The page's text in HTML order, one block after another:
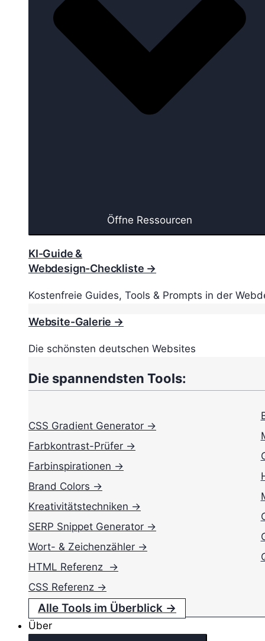
Öffne Ressourcen
KI-Guide &
Webdesign-Checkliste →
Kostenfreie Guides, Tools & Prompts in der
Website-Galerie →
Die schönsten deutschen Websites
Die spannendsten Tools:
CSS Gradient Generator →
Farbkontrast-Prüfer →
Farbinspirationen →
Brand Colors →
Kreativitätstechniken →
SERP Snippet Generator →
Wort- & Zeichenzähler →
HTML Referenz →
CSS Referenz →
Alle Tools im Überblick →
Über